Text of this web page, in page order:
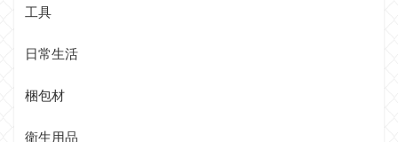
工具
日常生活
梱包材
衛生用品